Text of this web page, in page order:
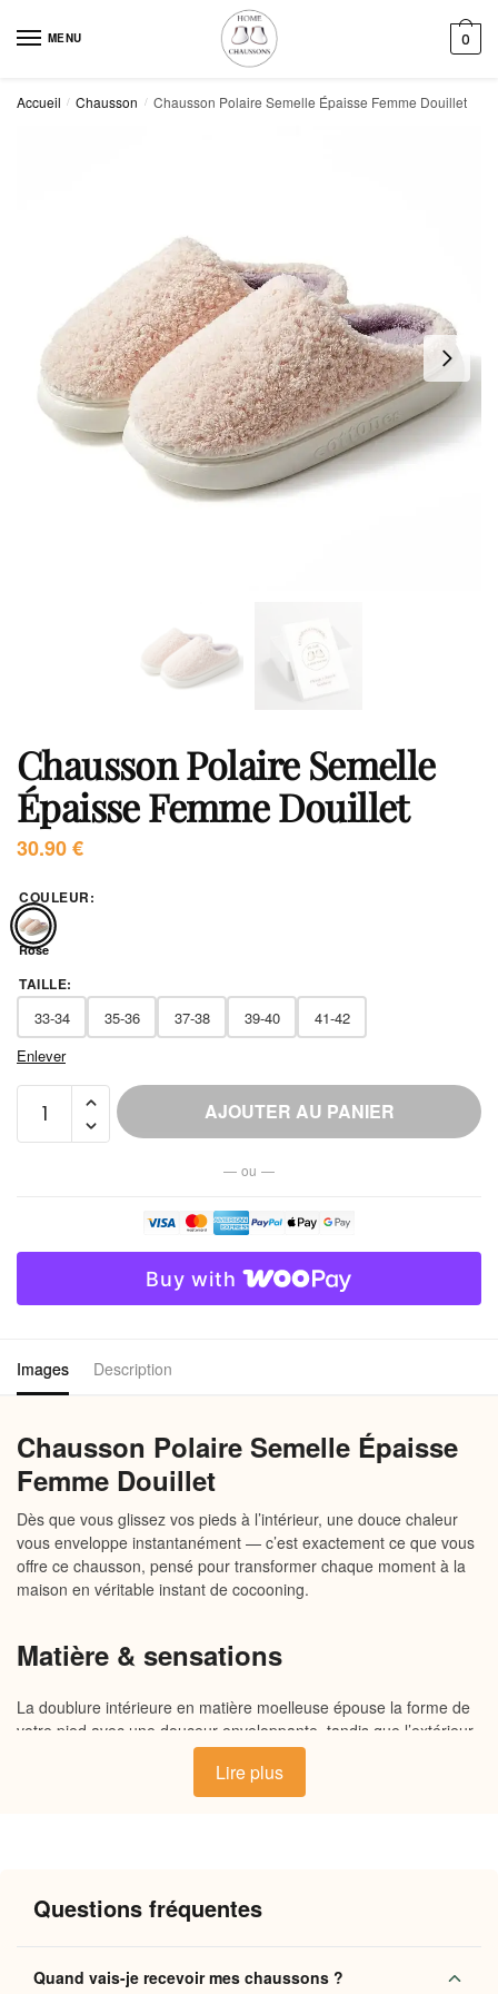
MENU 0
Accueil / Chausson / Chausson Polaire Semelle Épaisse Femme Douillet
Chausson Polaire Semelle
Épaisse Femme Douillet
30.90€
COULEUR:
Rose
TAILLE:
33-34 35-36 37-38 39-40
41-42
Enlever
Chausson
Femme
AJOUTER AU PANIER
— ou —
Buy with
Images Description
Chausson Polaire Semelle Épaisse
Femme Douillet
Dès que vous glissez vos pieds à l’intérieur, une douce chaleur
vous enveloppe instantanément — c’est exactement ce que vous
offre ce chausson, pensé pour transformer chaque moment à la
maison en véritable instant de cocooning.
Matière & sensations
La doublure intérieure en matière moelleuse épouse la forme de
votre pied avec une douceur enveloppante, tandis que l’extérieur
souple et respirant assure un maintien naturel sans contrainte. La
semelle antidérapante, légèrement rembourrée, amortit chaque
pas sur le carrelage ou le parquet. L’ensemble respire la chaleur
Pourquoi vous allez l’adorer
Lire plus
Questions fréquentes
Quand vais-je recevoir mes chaussons ?